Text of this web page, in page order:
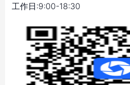
工作日:9:00-18:30